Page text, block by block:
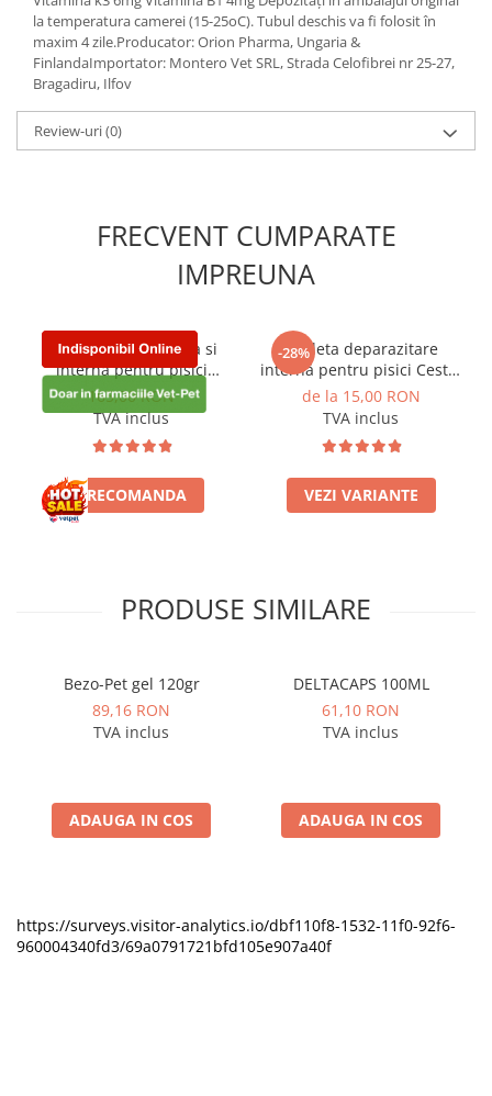
la temperatura camerei (15-25oC). Tubul deschis va fi folosit în
maxim 4 zile.Producator: Orion Pharma, Ungaria &
FinlandaImportator: Montero Vet SRL, Strada Celofibrei nr 25-27,
Bragadiru, Ilfov
Review-uri(0)
FRECVENT CUMPARATE
IMPREUNA
Deparazitare externa si
interna pentru pisici
Stronghold 45 mg ( 2,5-7,5
kg ) cutie cu 3 pipete
165,00 RON
TVA inclus
PRECOMANDA
-28%
Tableta deparazitare
internă pentru pisici Cestal
Cat Chew 2 comprimate
de la 15,00 RON
TVA inclus
VEZI VARIANTE
PRODUSE SIMILARE
Bezo-Pet gel 120gr
89,16 RON
TVA inclus
ADAUGA IN COS
DELTACAPS 100ML
61,10 RON
TVA inclus
ADAUGA IN COS
https://surveys.visitor-analytics.io/dbf110f8-1532-11f0-92f6-
960004340fd3/69a0791721bfd105e907a40f